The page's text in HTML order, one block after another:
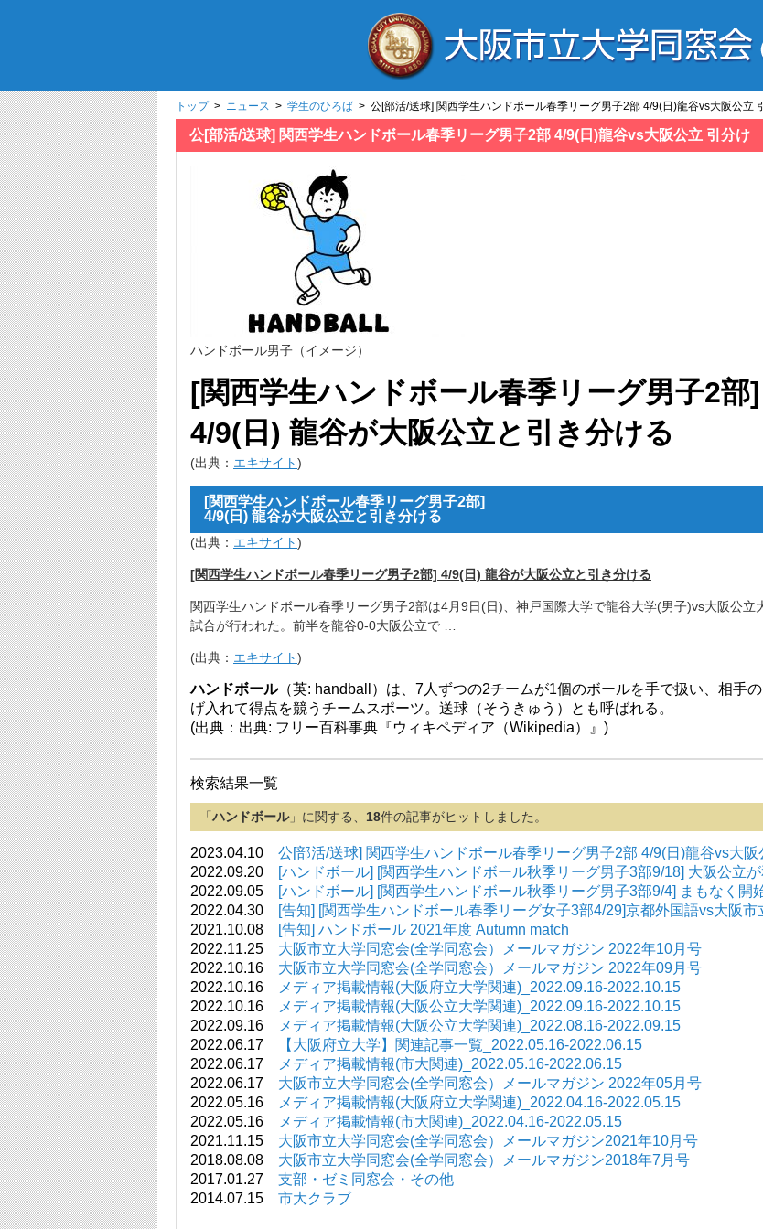
トップ> ニュース > 学生のひろば > 公[部活/送球] 関西学生ハンドボール春季リーグ男子2部 4/9(日)龍谷vs大阪公立
公[部活/送球] 関西学生ハンドボール春季リーグ男子2部 4/9(日)龍谷vs大阪公立 引分け
ハンドボール男子（イメージ）
[関西学生ハンドボール春季リーグ男子2部]
4/9(日) 龍谷が大阪公立と引き分ける
(出典： エキサイト)
[関西学生ハンドボール春季リーグ男子2部]
4/9(日) 龍谷が大阪公立と引き分ける
(出典： エキサイト)
[関西学生ハンドボール春季リーグ男子2部] 4/9(日) 龍谷が大阪公立と引き分ける
関西学生ハンドボール春季リーグ男子2部は4月9日(日)、神戸国際大学で龍谷大学(男子)vs大阪公立
試合が行われた。前半を龍谷0-0大阪公立で …
(出典： エキサイト)
ハンドボール（英: handball）は、7人ずつの2チームが1個のボールを手で扱い、相手
げ入れて得点を競うチームスポーツ。送球（そうきゅう）とも呼ばれる。
(出典：出典: フリー百科事典『ウィキペディア（Wikipedia）』)
検索結果一覧
「 ハンドボール」に関する、 18件の記事がヒットしました。
2023.04.10 公[部活/送球] 関西学生ハンドボール春季リーグ男子2部 4/9(日)龍谷vs大阪
2022.09.20
[ハンドボール] [関西学生ハンドボール秋季リーグ男子3部9/18] 大阪公立
2022.09.05
[ハンドボール] [関西学生ハンドボール秋季リーグ男子3部9/4] まもなく開
2022.04.30
[告知] [関西学生ハンドボール春季リーグ女子3部4/29]京都外国語vs大阪市
2021.10.08
[告知] ハンドボール 2021年度 Autumn match
2022.11.25 大阪市立大学同窓会(全学同窓会）メールマガジン 2022年10月号
2022.10.16 大阪市立大学同窓会(全学同窓会）メールマガジン 2022年09月号
2022.10.16
メディア掲載情報(大阪府立大学関連)_2022.09.16-2022.10.15
2022.10.16
メディア掲載情報(大阪公立大学関連)_2022.09.16-2022.10.15
2022.09.16
メディア掲載情報(大阪公立大学関連)_2022.08.16-2022.09.15
2022.06.17
【大阪府立大学】関連記事一覧_2022.05.16-2022.06.15
2022.06.17
メディア掲載情報(市大関連)_2022.05.16-2022.06.15
2022.06.17 大阪市立大学同窓会(全学同窓会）メールマガジン 2022年05月号
2022.05.16
メディア掲載情報(大阪府立大学関連)_2022.04.16-2022.05.15
2022.05.16
メディア掲載情報(市大関連)_2022.04.16-2022.05.15
2021.11.15 大阪市立大学同窓会(全学同窓会）メールマガジン2021年10月号
2018.08.08 大阪市立大学同窓会(全学同窓会）メールマガジン2018年7月号
2017.01.27 支部・ゼミ同窓会・その他
2014.07.15 市大クラブ